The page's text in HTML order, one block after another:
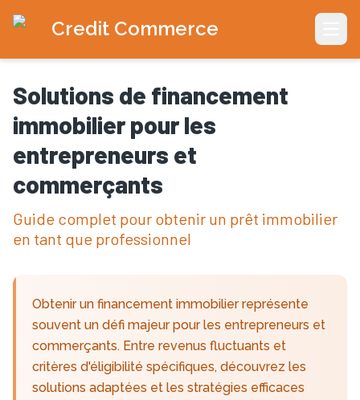
Credit Commerce
Solutions de financement
immobilier pour les
entrepreneurs et
commerçants
Guide complet pour obtenir un prêt immobilier
en tant que professionnel
Obtenir un financement immobilier représente
souvent un défi majeur pour les entrepreneurs et
commerçants. Entre revenus fluctuants et
critères d'éligibilité spécifiques, découvrez les
solutions adaptées et les stratégies efficaces